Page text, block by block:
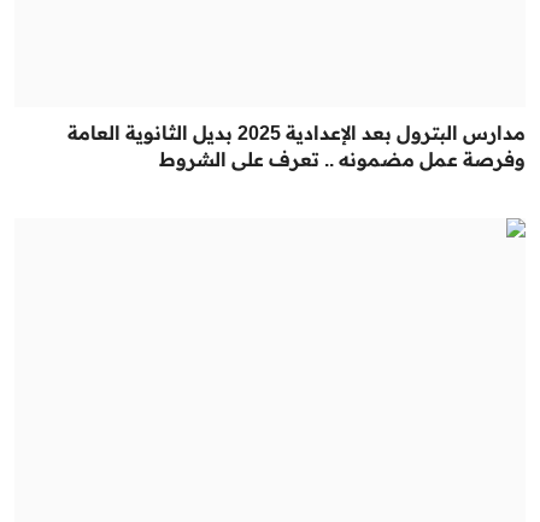
مدارس البترول بعد الإعدادية 2025 بديل الثانوية العامة
وفرصة عمل مضمونه .. تعرف على الشروط